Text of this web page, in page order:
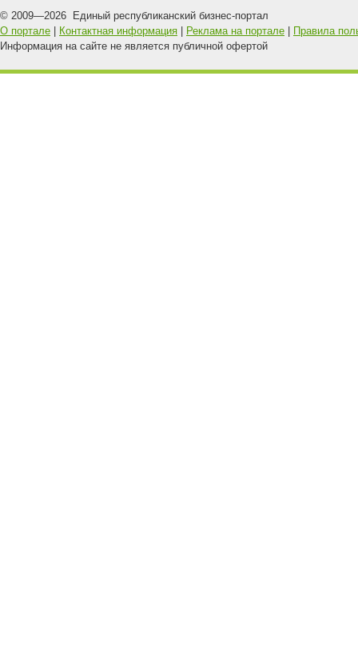
© 2009—2026 Единый республиканский бизнес-портал
О портале
Контактная информация Реклама на портале
Правила
Информация на сайте не является публичной офертой